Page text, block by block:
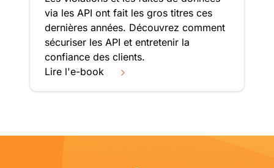
via les API ont fait les gros titres ces
dernières années. Découvrez comment
sécuriser les API et entretenir la
confiance des clients.
Lire l'e-book